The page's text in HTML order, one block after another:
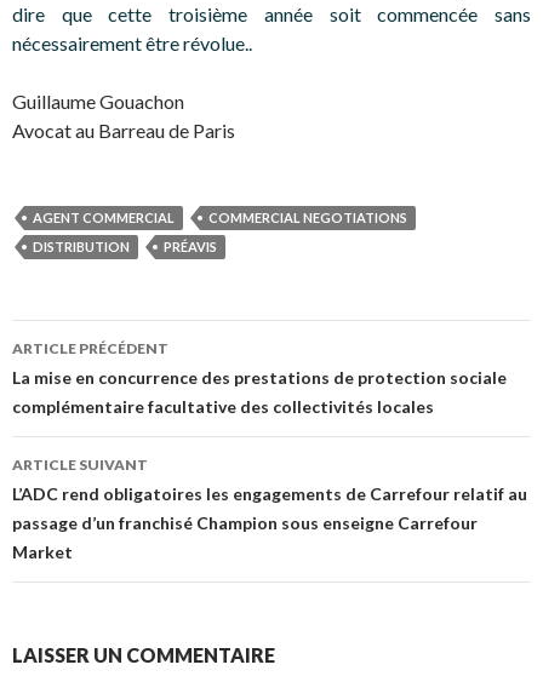
dire que cette troisième année soit commencée sans
nécessairement être révolue..
Guillaume Gouachon
Avocat au Barreau de Paris
AGENT COMMERCIAL
COMMERCIAL NEGOTIATIONS
DISTRIBUTION
PRÉAVIS
Navigation
des
articles
ARTICLE PRÉCÉDENT
La mise en concurrence des prestations de protection sociale
complémentaire facultative des collectivités locales
ARTICLE SUIVANT
L’ADC rend obligatoires les engagements de Carrefour relatif au
passage d’un franchisé Champion sous enseigne Carrefour
Market
LAISSER UN COMMENTAIRE